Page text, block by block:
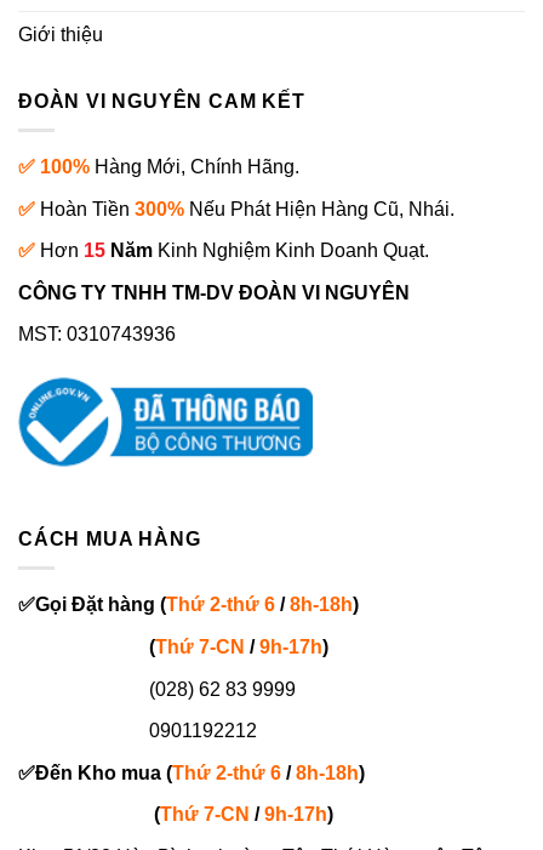
Giới thiệu
ĐOÀN VI NGUYÊN CAM KẾT
✅ 100% Hàng Mới, Chính Hãng.
✅ Hoàn Tiền 300% Nếu Phát Hiện Hàng Cũ, Nhái.
✅ Hơn 15 Năm Kinh Nghiệm Kinh Doanh Quạt.
CÔNG TY TNHH TM-DV ĐOÀN VI NGUYÊN
MST: 0310743936
CÁCH MUA HÀNG
✅Gọi Đặt hàng (Thứ 2-thứ 6 /8h-18h)
(Thứ 7-CN /9h-17h)
(028) 62 83 9999
0901192212
✅Đến Kho mua (Thứ 2-thứ 6 /8h-18h)
(Thứ 7-CN /9h-17h)